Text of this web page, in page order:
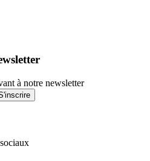
à notre newsletter